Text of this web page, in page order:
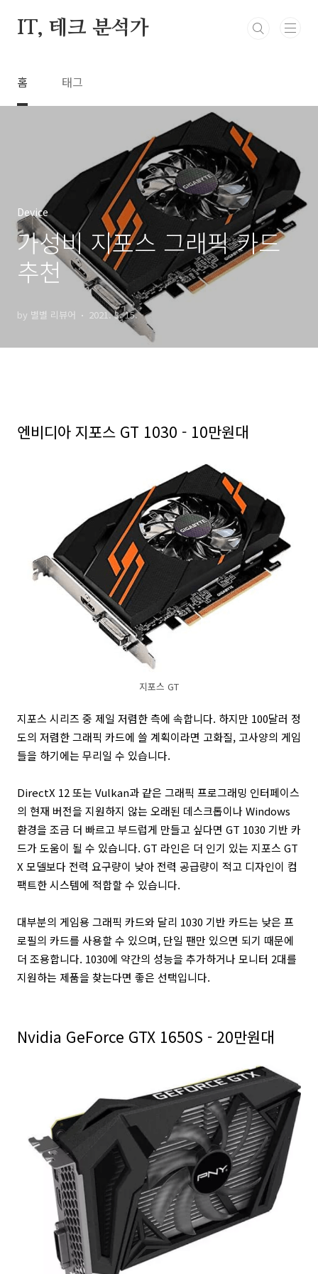
IT, 테크 분석가
홈 태그
Device
가성비 지포스 그래픽 카드
추천
by 별별 리뷰어 2021. 3. 15.
엔비디아 지포스 GT 1030 - 10만원대
지포스 GT
지포스 시리즈 중 제일 저렴한 측에 속합니다. 하지만 100달러 정
도의 저렴한 그래픽 카드에 쓸 계획이라면 고화질, 고사양의 게임
들을 하기에는 무리일 수 있습니다.
DirectX 12 또는 Vulkan과 같은 그래픽 프로그래밍 인터페이스
의 현재 버전을 지원하지 않는 오래된 데스크톱이나 Windows
환경을 조금 더 빠르고 부드럽게 만들고 싶다면 GT 1030 기반 카
드가 도움이 될 수 있습니다. GT 라인은 더 인기 있는 지포스 GT
X 모델보다 전력 요구량이 낮아 전력 공급량이 적고 디자인이 컴
팩트한 시스템에 적합할 수 있습니다.
대부분의 게임용 그래픽 카드와 달리 1030 기반 카드는 낮은 프
로필의 카드를 사용할 수 있으며, 단일 팬만 있으면 되기 때문에
더 조용합니다. 1030에 약간의 성능을 추가하거나 모니터 2대를
지원하는 제품을 찾는다면 좋은 선택입니다.
Nvidia GeForce GTX 1650S - 20만원대